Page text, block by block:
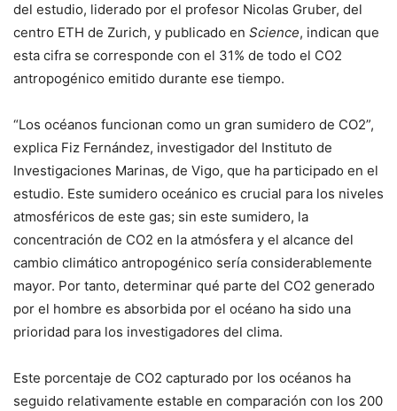
del estudio, liderado por el profesor Nicolas Gruber, del
centro ETH de Zurich, y publicado en Science, indican que
esta cifra se corresponde con el 31% de todo el CO2
antropogénico emitido durante ese tiempo.
“Los océanos funcionan como un gran sumidero de CO2”,
explica Fiz Fernández, investigador del Instituto de
Investigaciones Marinas, de Vigo, que ha participado en el
estudio. Este sumidero oceánico es crucial para los niveles
atmosféricos de este gas; sin este sumidero, la
concentración de CO2 en la atmósfera y el alcance del
cambio climático antropogénico sería considerablemente
mayor. Por tanto, determinar qué parte del CO2 generado
por el hombre es absorbida por el océano ha sido una
prioridad para los investigadores del clima.
Este porcentaje de CO2 capturado por los océanos ha
seguido relativamente estable en comparación con los 200